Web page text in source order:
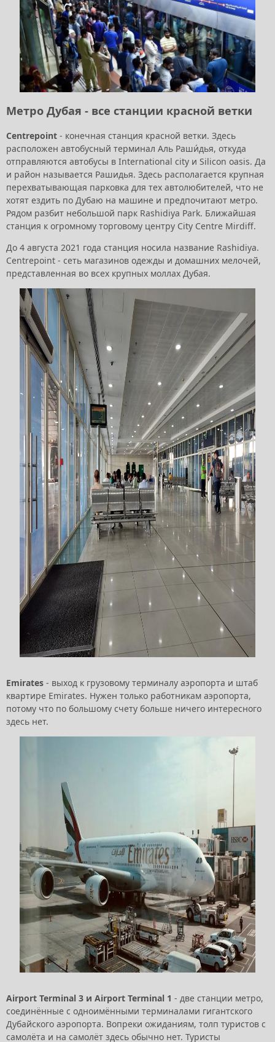
Метро Дубая - все станции красной ветки
Centrepoint - конечная станция красной ветки. Здесь
расположен автобусный терминал Аль Раши́дья, откуда
отправляются автобусы в International city и Silicon oasis. Да
и район называется Рашидья. Здесь располагается крупная
перехватывающая парковка для тех автолюбителей, что не
хотят ездить по Дубаю на машине и предпочитают метро.
Рядом разбит небольшой парк Rashidiya Park. Ближайшая
станция к огромному торговому центру City Centre Mirdiff.
До 4 августа 2021 года станция носила название Rashidiya.
Centrepoint - сеть магазинов одежды и домашних мелочей,
представленная во всех крупных моллах Дубая.
Emirates - выход к грузовому терминалу аэропорта и штаб
квартире Emirates. Нужен только работникам аэропорта,
потому что по большому счету больше ничего интересного
здесь нет.
Airport Terminal 3 и Airport Terminal 1 - две станции метро,
соединённые с одноимёнными терминалами гигантского
Дубайского аэропорта. Вопреки ожиданиям, толп туристов с
самолёта и на самолёт здесь обычно нет. Туристы